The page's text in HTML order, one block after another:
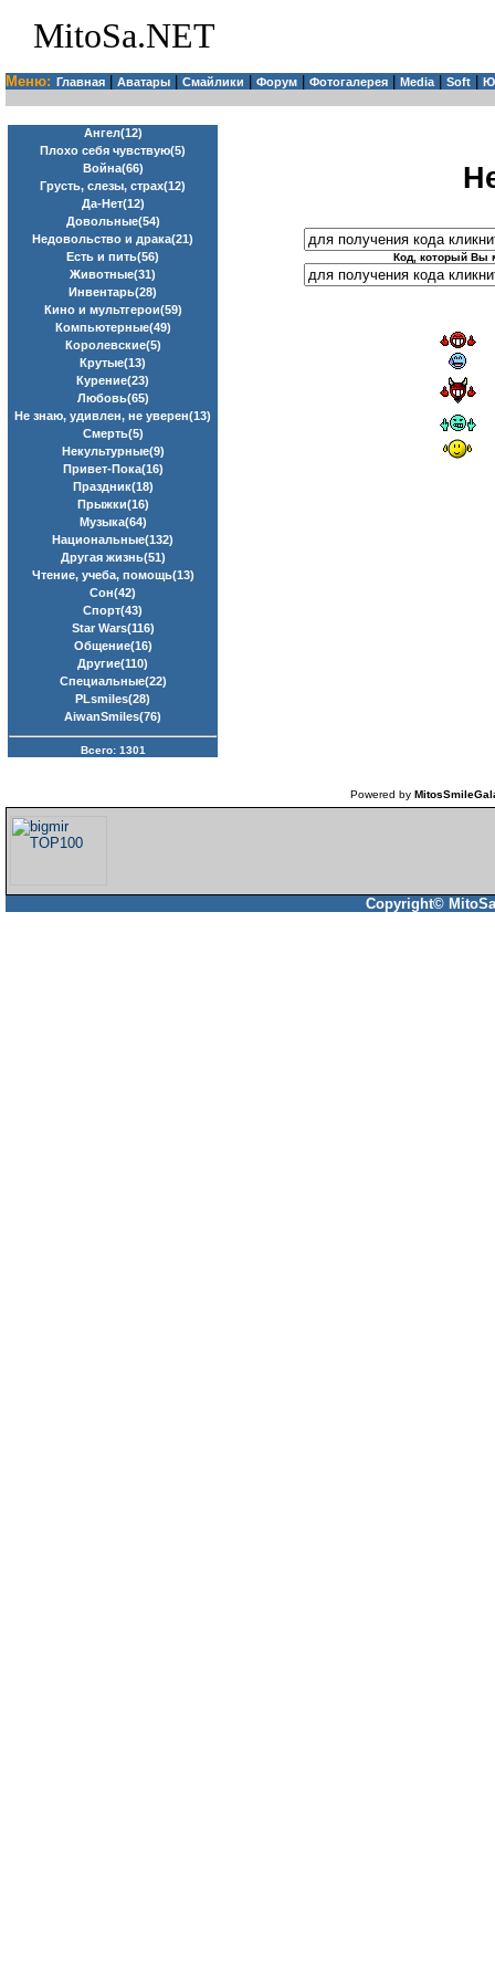
MitoSa.NET
Меню: Главная Аватары Смайлики Форум Фотогалерея Media| Soft
Ангел(12)
Плохо себя чувствую(5)
Война(66)
Грусть, слезы, страх(12)
Да-Нет(12)
Довольные(54)
Недовольство и драка(21)
Есть и пить(56)
Животные(31)
Инвентарь(28)
Кино и мультгерои(59)
Компьютерные(49)
Королевские(5)
Крутые(13)
Курение(23)
Любовь(65)
Не знаю, удивлен, не уверен(13)
Смерть(5)
Некультурные(9)
Привет-Пока(16)
Праздник(18)
Прыжки(16)
Музыка(64)
Национальные(132)
Другая жизнь(51)
Чтение, учеба, помощь(13)
Сон(42)
Спорт(43)
Star Wars(116)
Общение(16)
Другие(110)
Специальные(22)
PLsmiles(28)
AiwanSmiles(76)
Всего: 1301
Код, который Вы
Powered by
Copyright©